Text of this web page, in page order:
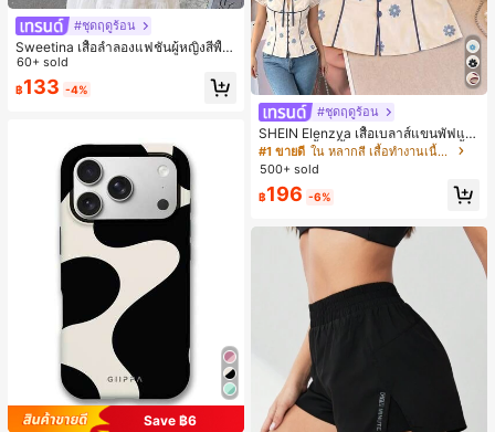
#ชุดฤดูร้อน
Sweetina เสื้อลำลองแฟชั่นผู้หญิงสีพื้น
แต่งระบายอเนกประสงค์
60+ sold
฿133 -4%
Save ฿6
#ชุดฤดูร้อน
SHEIN Elenzya เสื้อเบลาส์แขนพัฟแต่
งระบายสีพื้นสีน้ำเงินสำหรับผู้หญิง, เสื้อ
ครอปเข้ารูปผูกโบว์คอวีตัดกันสำหรับฤ
#1 ขายดี
ใน หลากสี เสื้อทำงานเนื้อผ้านุ่ม
500+ sold
฿196 -6%